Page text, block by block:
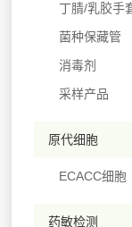
丁腈/乳胶手
菌种保藏管
消毒剂
采样产品
原代细胞
ECACC细胞
药敏检测